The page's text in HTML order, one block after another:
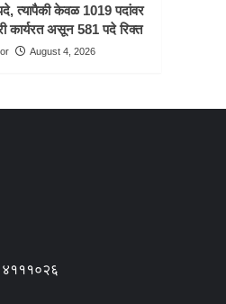
त्यापैकी केवळ 1019 पदांवर
कार्यरत असून 581 पदे रिक्त
August 4, 2026
४१११०२६